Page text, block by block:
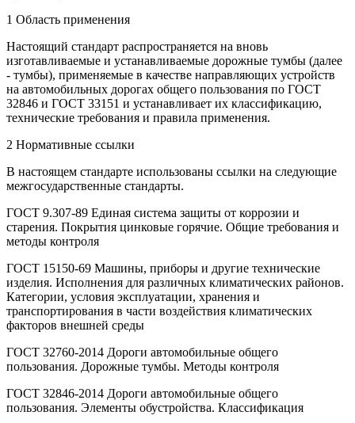
1 Область применения
Настоящий стандарт распространяется на вновь
изготавливаемые и устанавливаемые дорожные тумбы (далее
- тумбы), применяемые в качестве направляющих устройств
на автомобильных дорогах общего пользования по ГОСТ
32846 и ГОСТ 33151 и устанавливает их классификацию,
технические требования и правила применения.
2 Нормативные ссылки
В настоящем стандарте использованы ссылки на следующие
межгосударственные стандарты.
ГОСТ 9.307-89 Единая система защиты от коррозии и
старения. Покрытия цинковые горячие. Общие требования и
методы контроля
ГОСТ 15150-69 Машины, приборы и другие технические
изделия. Исполнения для различных климатических районов.
Категории, условия эксплуатации, хранения и
транспортирования в части воздействия климатических
факторов внешней среды
ГОСТ 32760-2014 Дороги автомобильные общего
пользования. Дорожные тумбы. Методы контроля
ГОСТ 32846-2014 Дороги автомобильные общего
пользования. Элементы обустройства. Классификация